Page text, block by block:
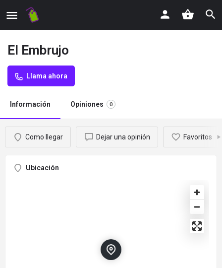
El Embrujo
Llama ahora
Información Opiniones 0
Como llegar Dejar una opinión Favoritos
Ubicación